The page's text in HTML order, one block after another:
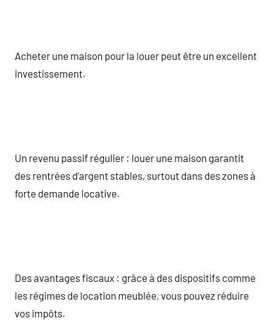
Acheter une maison pour la louer peut être un excellent
investissement.
Un revenu passif régulier : louer une maison garantit
des rentrées d’argent stables, surtout dans des zones à
forte demande locative.
Des avantages fiscaux : grâce à des dispositifs comme
les régimes de location meublée, vous pouvez réduire
vos impôts.